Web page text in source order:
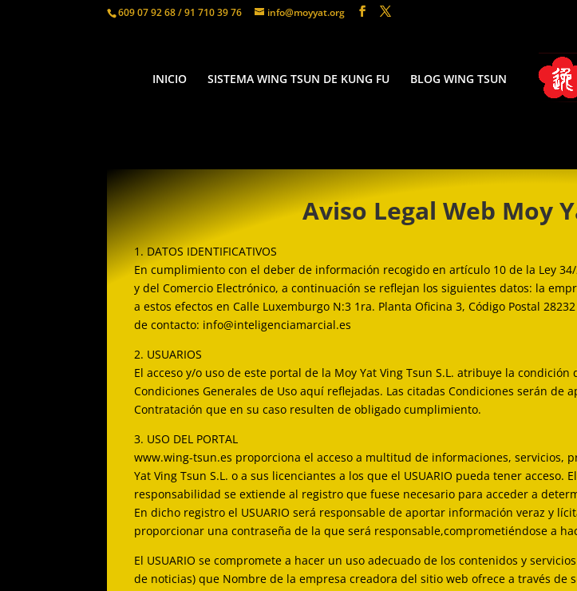
609 07 92 68 / 91 710 39 76 info@moyyat.org
INICIO SISTEMA WING TSUN DE KUNG FU BLOG WING TSUN
Aviso Legal Web Moy
1. DATOS IDENTIFICATIVOS
En cumplimiento con el deber de información recogido en artículo 10 de la Ley
y del Comercio Electrónico, a continuación se reflejan los siguientes datos: la
a estos efectos en Calle Luxemburgo N:3 1ra. Planta Oficina 3, Código Postal
de contacto: info@inteligenciamarcial.es
2. USUARIOS
El acceso y/o uso de este portal de la Moy Yat Ving Tsun S.L. atribuye la
Condiciones Generales de Uso aquí reflejadas. Las citadas Condiciones serán
Contratación que en su caso resulten de obligado cumplimiento.
3. USO DEL PORTAL
www.wing-tsun.es proporciona el acceso a multitud de informaciones, servicios,
Yat Ving Tsun S.L. o a sus licenciantes a los que el USUARIO pueda tener
responsabilidad se extiende al registro que fuese necesario para acceder a
En dicho registro el USUARIO será responsable de aportar información veraz y
proporcionar una contraseña de la que será responsable,comprometiéndose a
El USUARIO se compromete a hacer un uso adecuado de los contenidos y
de noticias) que Nombre de la empresa creadora del sitio web ofrece a través